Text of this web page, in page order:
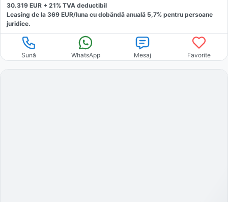
30.319 EUR + 21% TVA deductibil
Leasing de la 369 EUR/luna cu dobăndă anuală 5,7% pentru persoane
juridice.
Sună WhatsApp Mesaj Favorite